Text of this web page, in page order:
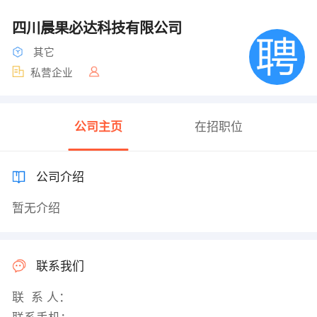
四川晨果必达科技有限公司
其它
私营企业
公司主页 在招职位
公司介绍
暂无介绍
联系我们
联 系 人：